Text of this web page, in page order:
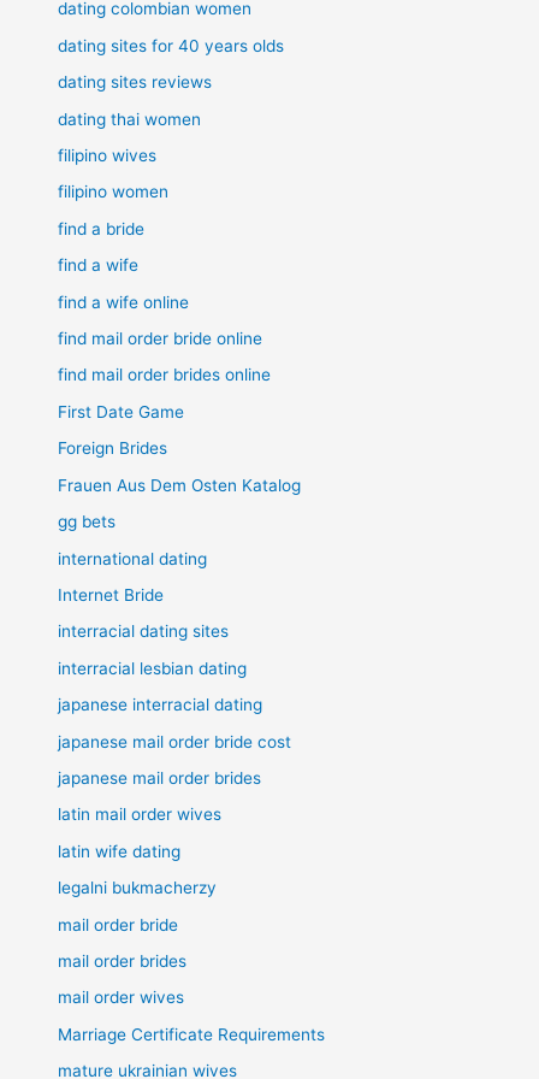
dating colombian women
dating sites for 40 years olds
dating sites reviews
dating thai women
filipino wives
filipino women
find a bride
find a wife
find a wife online
find mail order bride online
find mail order brides online
First Date Game
Foreign Brides
Frauen Aus Dem Osten Katalog
gg bets
international dating
Internet Bride
interracial dating sites
interracial lesbian dating
japanese interracial dating
japanese mail order bride cost
japanese mail order brides
latin mail order wives
latin wife dating
legalni bukmacherzy
mail order bride
mail order brides
mail order wives
Marriage Certificate Requirements
mature ukrainian wives